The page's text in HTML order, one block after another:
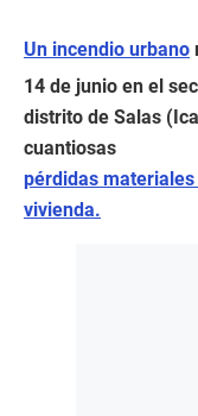
Un incendio urbano
14 de junio en el
distrito de Salas
cuantiosas
pérdidas
vivienda.